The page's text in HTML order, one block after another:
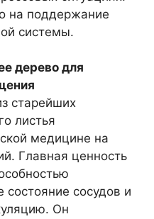
на поддержание
системы.
дерево для
старейших
листья
медицине на
Главная ценность
сосудов и
Он